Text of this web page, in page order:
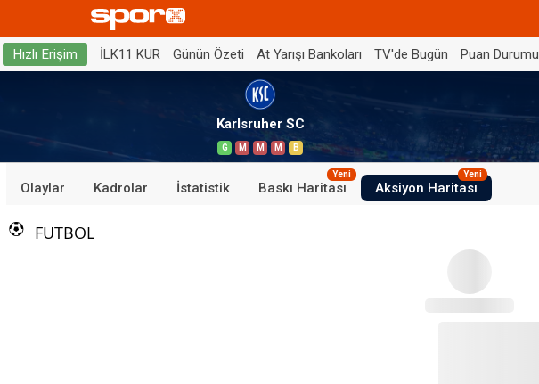
Hızlı Erişim İLK11 KUR Günün Özeti At Yarışı Bankoları TV'de Bugün Puan Durumu
Karlsruher SC
G M M M B
Olaylar Kadrolar İstatistik Baskı Haritası
Yeni
Aksiyon Haritası
Yeni
FUTBOL